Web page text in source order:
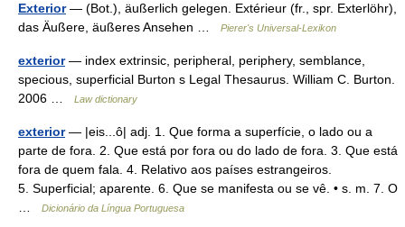
Exterior— (Bot.), äußerlich gelegen. Extérieur (fr., spr. Exterlöhr),
das Äußere, äußeres Ansehen …
Pierer's Universal-Lexikon
exterior— index extrinsic, peripheral, periphery, semblance,
specious, superficial Burton s Legal Thesaurus. William C. Burton.
2006 …
Law dictionary
exterior— |eis...ô| adj. 1. Que forma a superfície, o lado ou a
parte de fora. 2. Que está por fora ou do lado de fora. 3. Que está
fora de quem fala. 4. Relativo aos países estrangeiros.
5. Superficial; aparente. 6. Que se manifesta ou se vê. • s. m. 7. O
Dicionário da Língua Portuguesa